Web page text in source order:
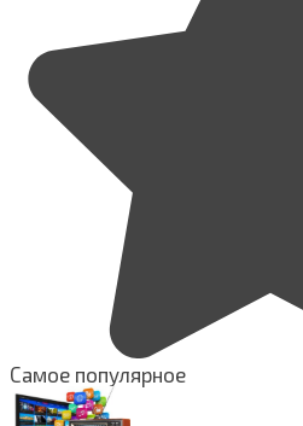
Самое популярное